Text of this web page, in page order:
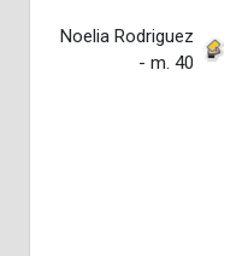
Noelia Rodriguez
- m. 40